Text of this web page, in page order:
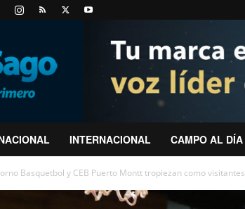
INTERNACIONAL CAMPO AL DÍA
Basquetbol y CEB Puerto Montt tropiezan como visitantes